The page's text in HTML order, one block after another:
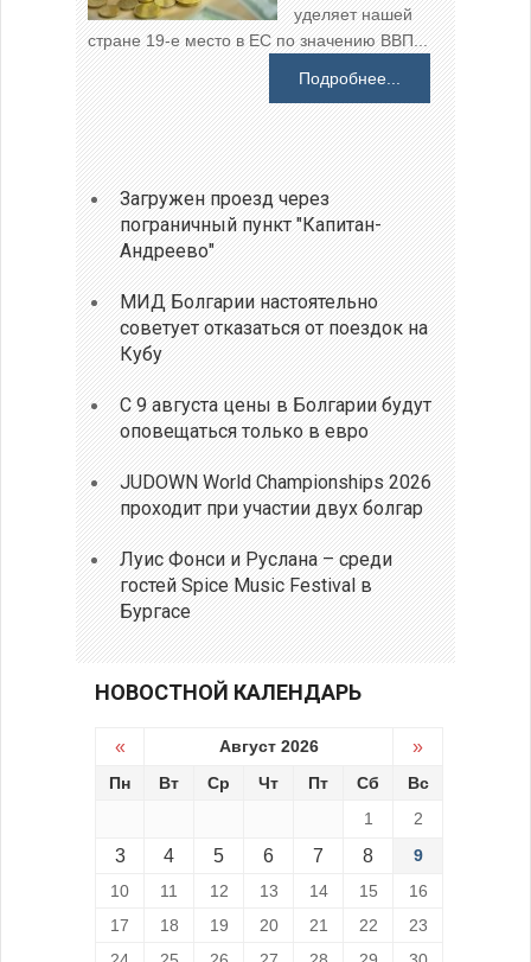
уделяет нашей
стране 19-е место в ЕС по значению ВВП...
Подробнее...
Загружен проезд через
пограничный пункт "Капитан-
Андреево"
МИД Болгарии настоятельно
советует отказаться от поездок на
Кубу
С 9 августа цены в Болгарии будут
оповещаться только в евро
JUDOWN World Championships 2026
проходит при участии двух болгар
Луис Фонси и Руслана – среди
гостей Spice Music Festival в
Бургасе
НОВОСТНОЙ КАЛЕНДАРЬ
« Август 2026 »
Пн Вт Ср Чт Пт Сб
Вс
1
2
3 4 5 6 7 8
9
10
11 12 13 14 15
16
17
18 19 20 21 22
23